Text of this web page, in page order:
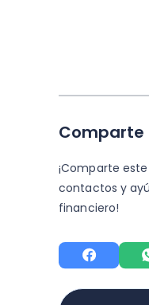
Comparte
¡Comparte
contactos y
financiero!